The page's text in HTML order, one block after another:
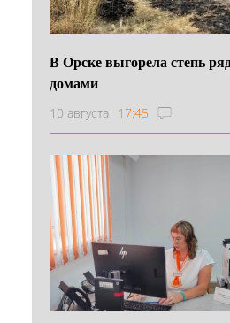
В Орске выгорела степь
домами
10 августа 17:45